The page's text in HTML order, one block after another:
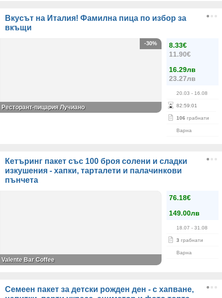
Вкусът на Италия! Фамилна пица по избор за
вкъщи
8.33€
11.90€
16.29лв
23.27лв
20.03 - 16.08
82:59:01
106 грабнати
Варна
-30%
Ресторант-пицария Лучиано
Кетъринг пакет със 100 броя солени и сладки
изкушения - хапки, тарталети и палачинкови
пънчета
76.18€
149.00лв
18.07 - 31.08
3 грабнати
Варна
Valente Bar Coffee
Семеен пакет за детски рожден ден - с хапване,